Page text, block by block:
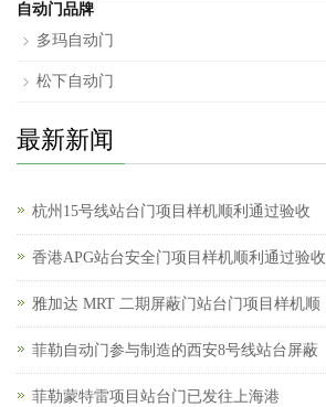
自动门品牌
多玛自动门
松下自动门
最新新闻
杭州15号线站台门项目样机顺利通过验收
香港APG站台安全门项目样机顺利通过验收
雅加达 MRT 二期屏蔽门站台门项目样机顺
菲勒自动门参与制造的西安8号线站台屏蔽
菲勒蒙特雷项目站台门已发往上海港